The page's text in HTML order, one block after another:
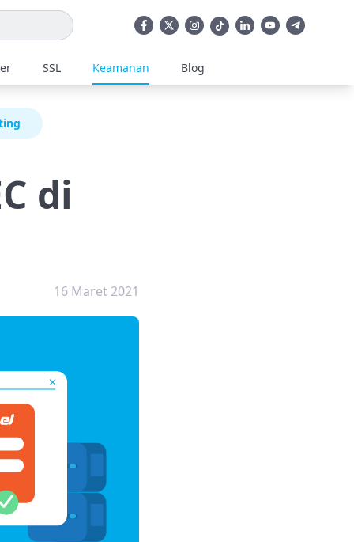
SSL Keamanan Blog
di
16 Maret 2021